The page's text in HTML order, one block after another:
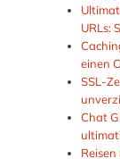
URLs:
einen
SSL-
Chat